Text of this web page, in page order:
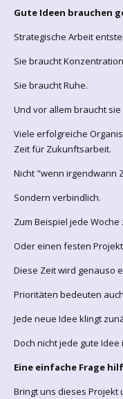
Gute Ideen brauchen
Strategische Arbeit
Sie braucht
Sie braucht Ruhe.
Und vor allem braucht
Viele erfolgreiche
Zeit für Zukunftsarbeit.
Nicht "wenn irgendwann
Sondern verbindlich.
Zum Beispiel jede Woche
Oder einen festen
Diese Zeit wird genauso
Prioritäten bedeuten
Jede neue Idee klingt
Doch nicht jede gute Idee
Eine einfache Frage
Bringt uns dieses